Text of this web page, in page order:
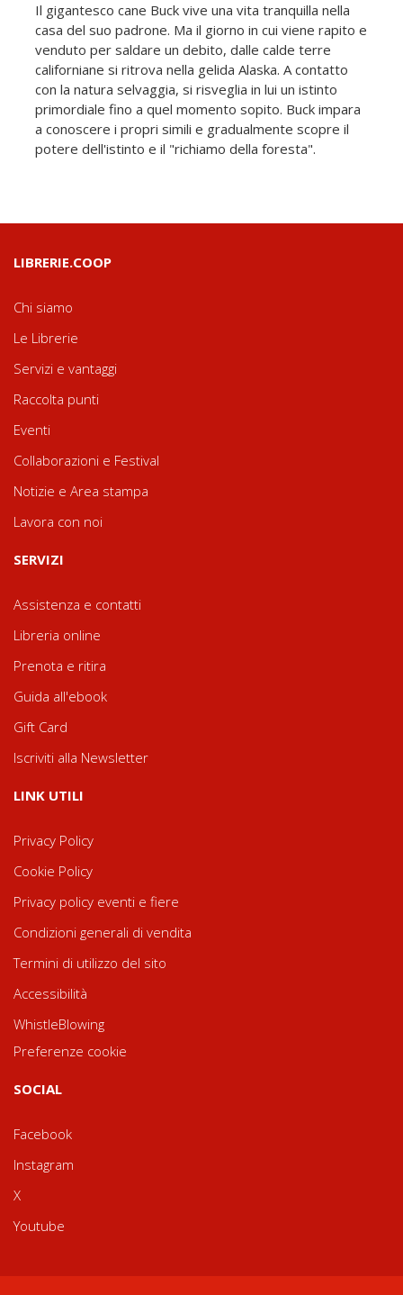
Il gigantesco cane Buck vive una vita tranquilla nella
casa del suo padrone. Ma il giorno in cui viene rapito e
venduto per saldare un debito, dalle calde terre
californiane si ritrova nella gelida Alaska. A contatto
con la natura selvaggia, si risveglia in lui un istinto
primordiale fino a quel momento sopito. Buck impara
a conoscere i propri simili e gradualmente scopre il
potere dell'istinto e il "richiamo della foresta".
LIBRERIE.COOP
Chi siamo
Le Librerie
Servizi e vantaggi
Raccolta punti
Eventi
Collaborazioni e Festival
Notizie e Area stampa
Lavora con noi
SERVIZI
Assistenza e contatti
Libreria online
Prenota e ritira
Guida all'ebook
Gift Card
Iscriviti alla Newsletter
LINK UTILI
Privacy Policy
Cookie Policy
Privacy policy eventi e fiere
Condizioni generali di vendita
Termini di utilizzo del sito
Accessibilità
WhistleBlowing
Preferenze cookie
SOCIAL
Facebook
Instagram
X
Youtube